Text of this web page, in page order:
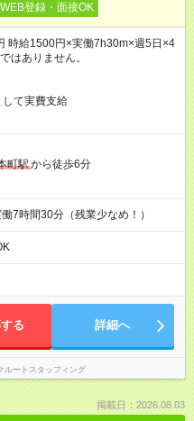
WEB登録・面接OK
給1500円×実働7h30m×週5日×4
はありません。
て実費支給
町駅から徒歩6分
7時間30分（残業少なめ！）
る 詳細へ
ルートスタッフィング
掲載日：2026.08.03